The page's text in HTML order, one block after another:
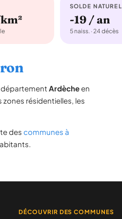
SOLDE NATUREL
-19 / an
5 naiss. · 24 décès
département Ardècheen
zones résidentielles, les
des communes à
DÉCOUVRIR DES COMMUNES